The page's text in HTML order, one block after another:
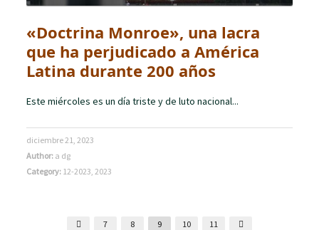
«Doctrina Monroe», una lacra
que ha perjudicado a América
Latina durante 200 años
Este miércoles es un día triste y de luto nacional...
diciembre 21, 2023
Author: a dg
Category: 12-2023 ,2023
7 8 9 10 11